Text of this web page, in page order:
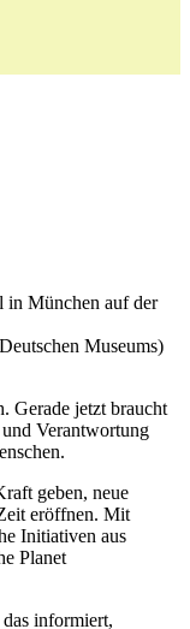
in München auf der
Museums)
Gerade jetzt braucht
Verantwortung
geben, neue
eröffnen. Mit
Initiativen aus
Planet
das informiert,